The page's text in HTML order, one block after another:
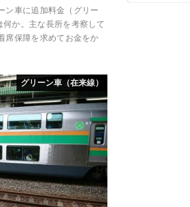
ン車に追加料金（グリー
か。主な長所を考察して
席保障を求めてお金をか
グリーン車（在来線）